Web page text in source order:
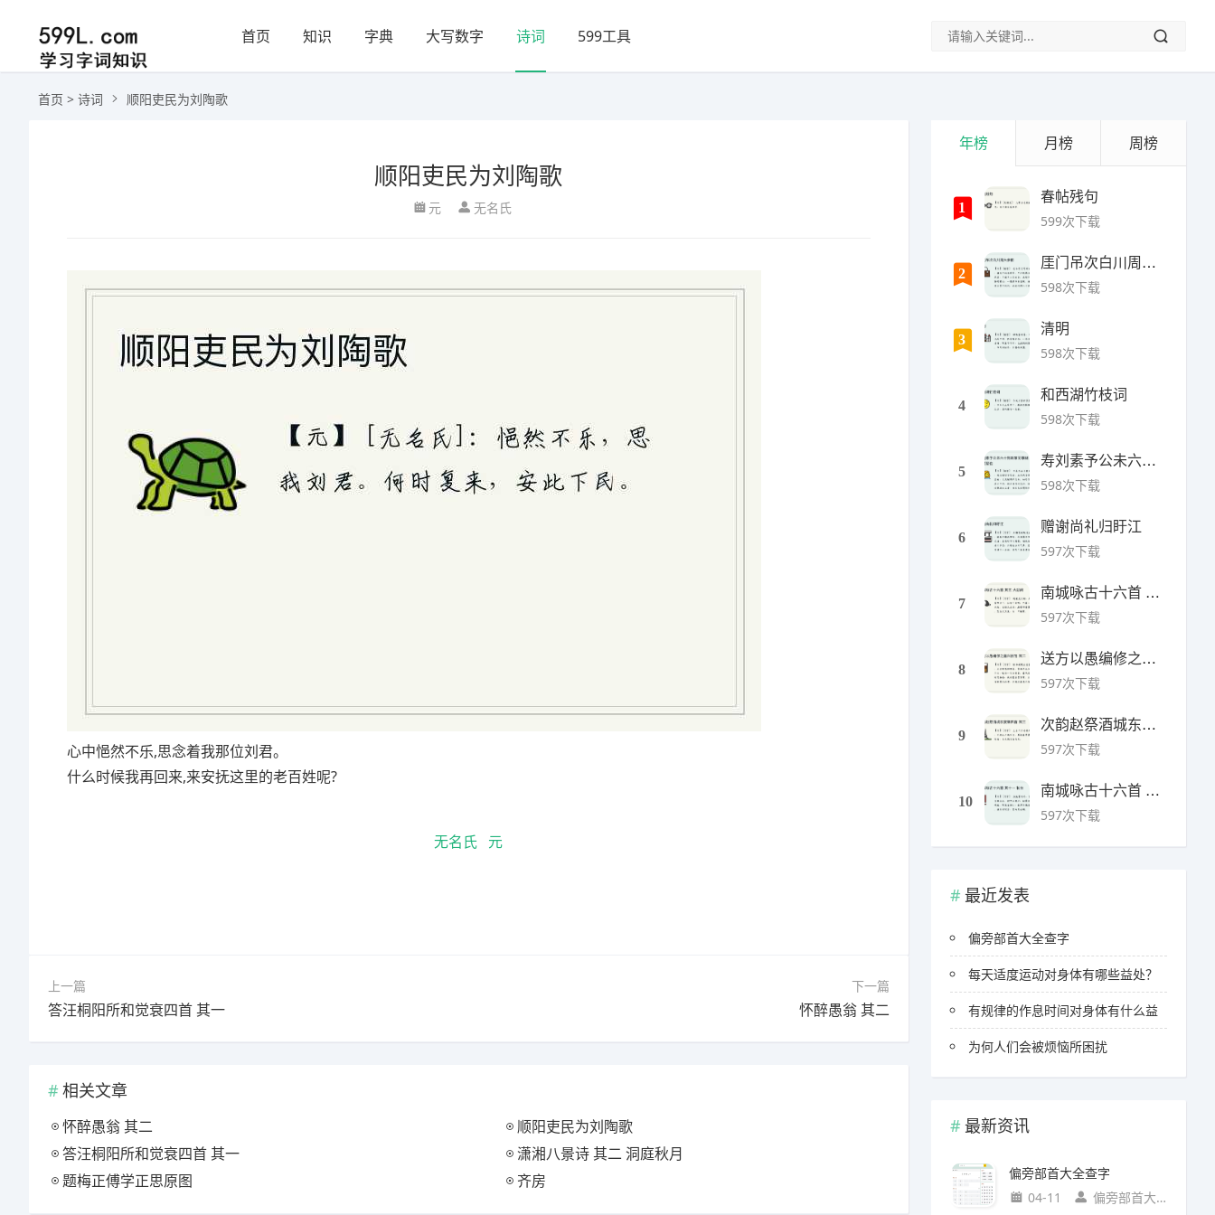
首页 知识 字典 大写数字 诗词 599工具
首页 > 诗词 顺阳吏民为刘陶歌
顺阳吏民为刘陶歌
元 无名氏
心中悒然不乐,思念着我那位刘君。
什么时候我再回来,来安抚这里的老百姓呢?
无名氏 元
上一篇
答汪桐阳所和觉衰四首 其一
下一篇
怀醉愚翁 其二
相关文章
怀醉愚翁 其二
顺阳吏民为刘陶歌
答汪桐阳所和觉衰四首 其一
潇湘八景诗 其二 洞庭秋月
题梅正傅学正思原图
齐房
年榜 月榜 周榜
1
春帖残句
599次下载
2
厓门吊次白川周大参韵
598次下载
3
清明
598次下载
4
和西湖竹枝词
598次下载
5
寿刘素予公未六十致政家无厚储洵贤辈也
598次下载
6
赠谢尚礼归盱江
597次下载
7
南城咏古十六首 其五 大悲阁
597次下载
8
送方以愚编修之嘉兴推官 其二
597次下载
9
次韵赵祭酒城东宴集四首 其三
597次下载
10
南城咏古十六首 其十一 妆台
597次下载
最近发表
偏旁部首大全查字
每天适度运动对身体有哪些益处？
有规律的作息时间对身体有什么益
为何人们会被烦恼所困扰
最新资讯
偏旁部首大全查字
04-11
偏旁部首大全查字